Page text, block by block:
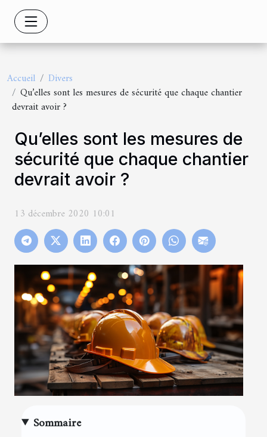
Accueil
Divers
Qu’elles sont les mesures de sécurité que chaque chantier
devrait avoir ?
Qu’elles sont les mesures de
sécurité que chaque chantier
devrait avoir ?
13 décembre 2020 10:01
Sommaire